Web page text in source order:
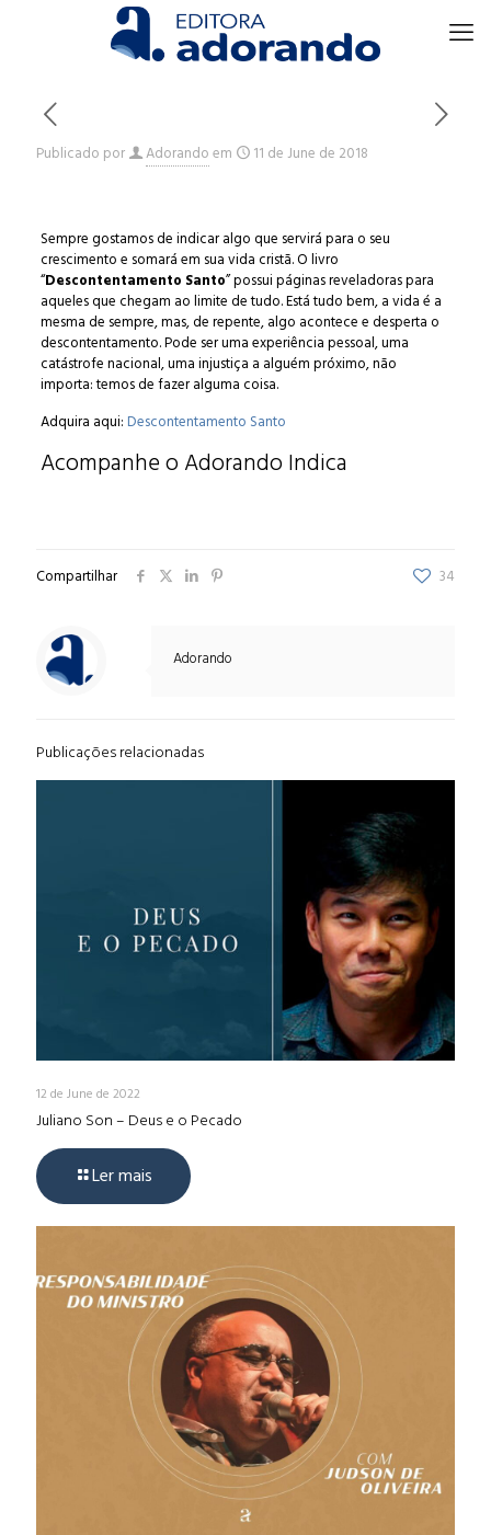
Publicado por Adorandoem 11 de June de 2018
Sempre gostamos de indicar algo que servirá para o seu
crescimento e somará em sua vida cristã. O livro
“Descontentamento Santo” possui páginas reveladoras para
aqueles que chegam ao limite de tudo. Está tudo bem, a vida é a
mesma de sempre, mas, de repente, algo acontece e desperta o
descontentamento. Pode ser uma experiência pessoal, uma
catástrofe nacional, uma injustiça a alguém próximo, não
importa: temos de fazer alguma coisa.
Adquira aqui: Descontentamento Santo
Acompanhe o Adorando Indica
Compartilhar 34
Adorando
Publicações relacionadas
12 de June de 2022
Juliano Son – Deus e o Pecado
Ler mais